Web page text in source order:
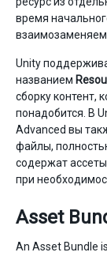
время
Unity
названием
сборку контент,
понадобится. В
Advanced вы
файлы,
содержат
при
Asset
An Asset Bundle